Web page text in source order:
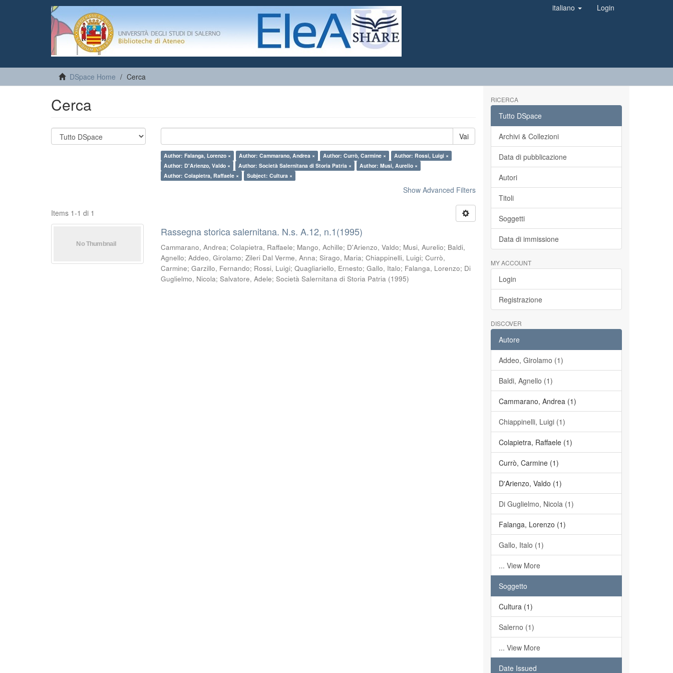
italiano Login
DSpace Home Cerca
Cerca
Vai
Author: Falanga, Lorenzo × Author: Cammarano, Andrea × Author: Currò, Carmine ×
Author: Rossi, Luigi ×
Author: D'Arienzo, Valdo ×
Author: Società Salernitana di Storia Patria ×
Author: Musi, Aurelio ×
Author: Colapietra, Raffaele ×
Subject: Cultura ×
Show Advanced Filters
Items 1-1 di 1
Rassegna storica salernitana. N.s. A.12, n.1(1995)
Cammarano, Andrea;Colapietra, Raffaele; Mango, Achille; D'Arienzo, Valdo; Musi, Aurelio; Baldi,
Agnello;Addeo, Girolamo;Zileri Dal Verme, Anna;Sirago, Maria;Chiappinelli, Luigi;Currò,
Carmine;Garzillo, Fernando; Rossi, Luigi;Quagliariello, Ernesto;Gallo, Italo; Falanga, Lorenzo; Di
Guglielmo, Nicola;Salvatore, Adele;Società Salernitana di Storia Patria (1995)
RICERCA
Tutto DSpace
Archivi & Collezioni
Data di pubblicazione
Autori
Titoli
Soggetti
Data di immissione
MY ACCOUNT
Login
Registrazione
DISCOVER
Autore
Addeo, Girolamo (1)
Baldi, Agnello (1)
Cammarano, Andrea (1)
Chiappinelli, Luigi (1)
Colapietra, Raffaele (1)
Currò, Carmine (1)
D'Arienzo, Valdo (1)
Di Guglielmo, Nicola (1)
Falanga, Lorenzo (1)
Gallo, Italo (1)
... View More
Soggetto
Cultura (1)
Salerno (1)
... View More
Date Issued